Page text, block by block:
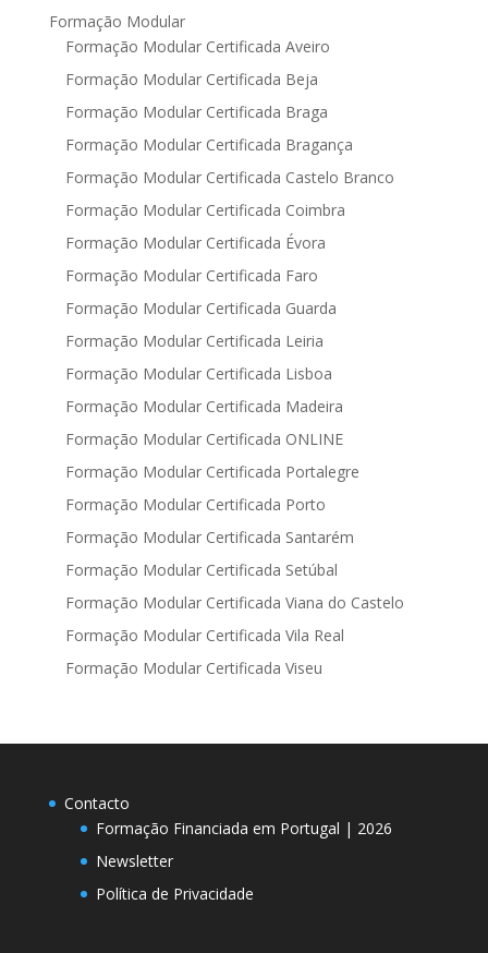
Formação Modular
Formação Modular Certificada Aveiro
Formação Modular Certificada Beja
Formação Modular Certificada Braga
Formação Modular Certificada Bragança
Formação Modular Certificada Castelo Branco
Formação Modular Certificada Coimbra
Formação Modular Certificada Évora
Formação Modular Certificada Faro
Formação Modular Certificada Guarda
Formação Modular Certificada Leiria
Formação Modular Certificada Lisboa
Formação Modular Certificada Madeira
Formação Modular Certificada ONLINE
Formação Modular Certificada Portalegre
Formação Modular Certificada Porto
Formação Modular Certificada Santarém
Formação Modular Certificada Setúbal
Formação Modular Certificada Viana do Castelo
Formação Modular Certificada Vila Real
Formação Modular Certificada Viseu
Contacto
Formação Financiada em Portugal | 2026
Newsletter
Política de Privacidade